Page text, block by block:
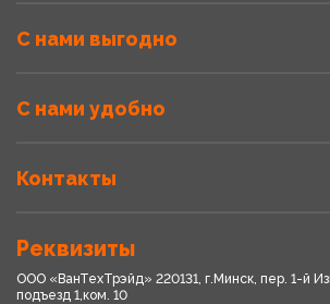
С нами выгодно
С нами удобно
Контакты
Реквизиты
ООО «ВанТехТрэйд» 220131, г.Минск, пер. 1-й
подъезд 1,ком. 10